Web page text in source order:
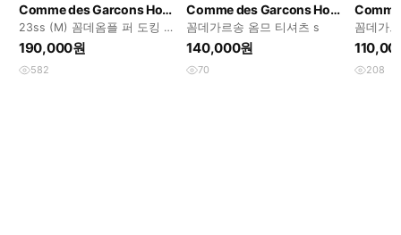
Comme des Garcons Homme Plus
23ss (M) 꼼데옴플 퍼 도킹 티
셔츠
190,000원
582
Comme des Garcons Homme
꼼데가르송 옴므 티셔츠 s
140,000원
70
꼼데가
츠
208